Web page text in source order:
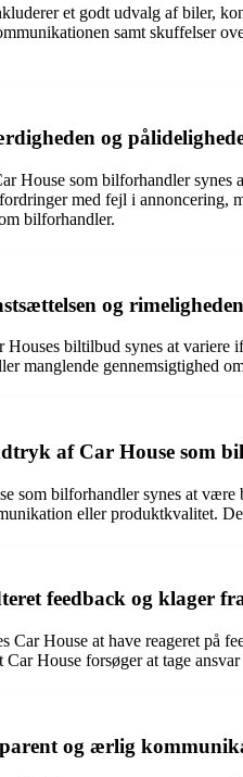
et godt udvalg af biler,
samt skuffelser
og
House som bilforhandler
med fejl i annoncering,
bilforhandler.
og
biltilbud synes at
manglende gennemsigtighed
af Car House som
som bilforhandler synes at
eller produktkvalitet.
feedback og klager
Car House at have reageret på
House forsøger at tage
og ærlig